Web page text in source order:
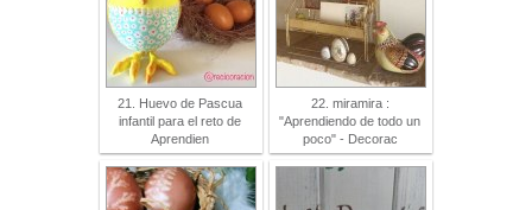
21. Huevo de Pascua
infantil para el reto de
Aprendien
22. miramira :
"Aprendiendo de todo un
poco" - Decorac